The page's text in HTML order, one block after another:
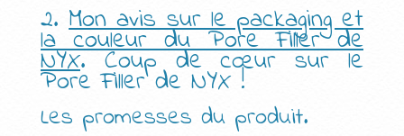
2.Mon avis sur le packaging et
la couleur du Pore Filler de
NYX. Coup de cœur sur le
Pore Filler de NYX !
Les promesses du produit.